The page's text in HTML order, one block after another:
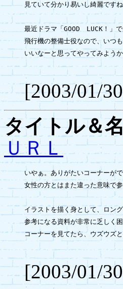
見ていて分かり易いし綺麗です
最近ドラマ「GOOD　LUCK！」
飛行機の整備士役なので、いつ
いいなーと思ってやってみよう
[2003/01/
タイトル＆
ＵＲＬ
いやぁ。ありがたいコーナーが
女性の方とはまた違った意味で
イラストを描く身として、ロン
参考になる資料が非常に乏しく
コーナーを見てたら、ウズウズ
[2003/01/